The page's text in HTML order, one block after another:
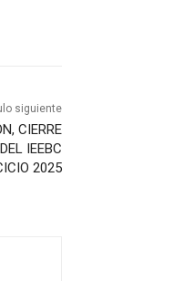
siguiente
CIERRE
IEEBC
2025